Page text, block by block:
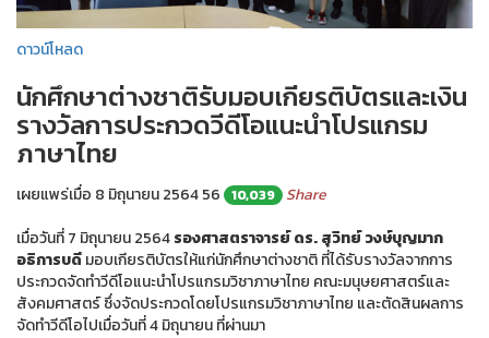
ดาวน์โหลด
นักศึกษาต่างชาติรับมอบเกียรติบัตรและเงิน
รางวัลการประกวดวีดีโอแนะนำโปรแกรม
ภาษาไทย
เผยแพร่เมื่อ 8 มิถุนายน 256456 10,039
Share
เมื่อวันที่ 7 มิถุนายน 2564รองศาสตราจารย์ ดร. สุวิทย์ วงษ์บุญมาก
อธิการบดีมอบเกียรติบัตรให้แก่นักศึกษาต่างชาติ ที่ได้รับรางวัลจากการ
ประกวดจัดทำวีดีโอแนะนำโปรแกรมวิชาภาษาไทย คณะมนุษยศาสตร์และ
สังคมศาสตร์ ซึ่งจัดประกวดโดยโปรแกรมวิชาภาษาไทย และตัดสินผลการ
จัดทำวีดีโอไปเมื่อวันที่ 4 มิถุนายน ที่ผ่านมา